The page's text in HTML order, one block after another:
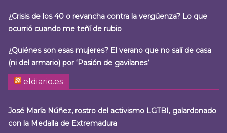
¿Crisis de los 40 o revancha contra la vergüenza? Lo que
ocurrió cuando me teñí de rubio
¿Quiénes son esas mujeres? El verano que no salí de casa
(ni del armario) por ‘Pasión de gavilanes’
eldiario.es
José María Núñez, rostro del activismo LGTBI, galardonado
con la Medalla de Extremadura